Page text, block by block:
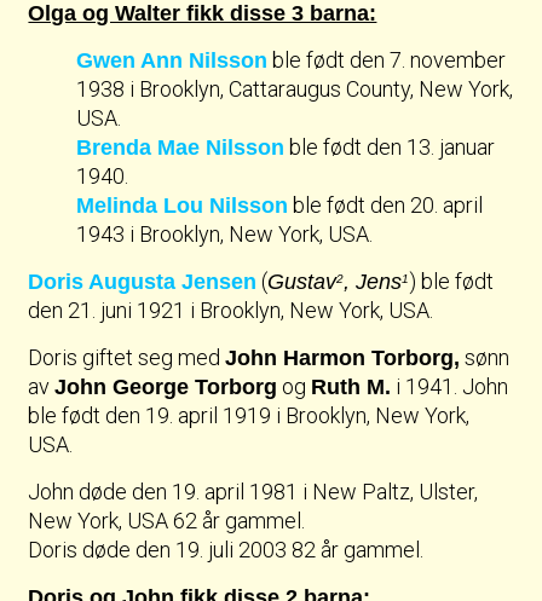
Olga og Walter fikk disse 3 barna:
Gwen Ann Nilsson ble født den 7. november
1938 i Brooklyn, Cattaraugus County, New York,
USA.
Brenda Mae Nilsson ble født den 13. januar
1940.
Melinda Lou Nilsson ble født den 20. april
1943 i Brooklyn, New York, USA.
Doris Augusta Jensen (Gustav2, Jens1) ble født
den 21. juni 1921 i Brooklyn, New York, USA.
Doris giftet seg medJohn Harmon Torborg, sønn
avJohn George Torborg og Ruth M. i 1941. John
ble født den 19. april 1919 i Brooklyn, New York,
USA.
John døde den 19. april 1981 i New Paltz, Ulster,
New York, USA 62 år gammel.
Doris døde den 19. juli 2003 82 år gammel.